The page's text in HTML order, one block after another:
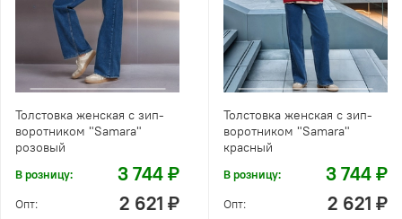
Толстовка женская с зип-
воротником "Samara"
розовый
В розницу: 3 744 ₽
Опт: 2 621 ₽
Толстовка женская с зип-
воротником "Samara"
красный
В розницу: 3 744 ₽
Опт: 2 621 ₽